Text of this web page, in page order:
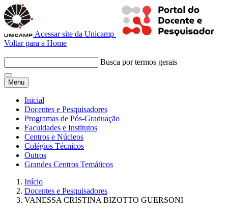
Acessar site da Unicamp
Voltar para a Home
Busca por termos gerais
Menu
Inicial
Docentes e Pesquisadores
Programas de Pós-Graduação
Faculdades e Institutos
Centros e Núcleos
Colégios Técnicos
Outros
Grandes Centros Temáticos
Início
Docentes e Pesquisadores
VANESSA CRISTINA BIZOTTO GUERSONI